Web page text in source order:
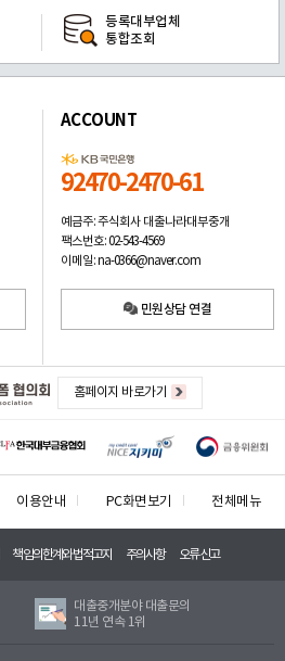
등록대부업체
통합조회
ACCOUNT
92470-2470-61
예금주: 주식회사 대출나라대부중개
팩스번호: 02-543-4569
이메일: na-0366@naver.com
민원상담 연결
홈페이지 바로가기
이용안내 PC화면보기 전체메뉴
책임의한계와법적고지 주의사항 오류신고
대출중개분야 대출문의
11년 연속 1위